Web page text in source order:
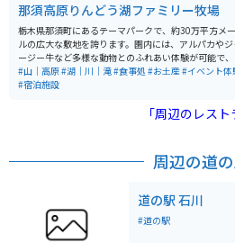
内は広々としており、ファミリーやグループでの利用
も適しています。テレビ視聴できます。週刊少年ジャ
プおいてあります。寒い時期はお茶が無料で飲み放題
座敷もあります。大盛りにもできます。
那須高原りんどう湖ファミリー牧場
栃木県那須町にあるテーマパークで、約30万平方メ
ルの広大な敷地を誇ります。園内には、アルパカやジ
ージー牛など多様な動物とのふれあい体験が可能で
サやりや乗馬、乳搾り体験などが人気です。また、湖
を滑空するジップライン「KAKKU」や観覧車「らんら
れやグループで楽しめます。さらに、手作り体験やグ
#山｜高原#湖｜川｜滝#食事処 #お土産#イベント体
#宿泊施設
「周辺のレス
周辺の道
道の駅 石川
#道の駅